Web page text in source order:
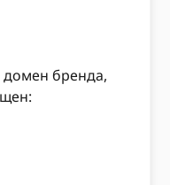
домен бренда,